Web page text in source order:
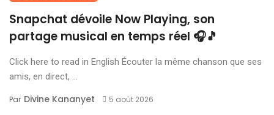
Snapchat dévoile Now Playing, son
partage musical en temps réel 🎧🎵
Click here to read in English Écouter la même chanson que ses
amis, en direct, ...
Par Divine Kananyet 5 août 2026